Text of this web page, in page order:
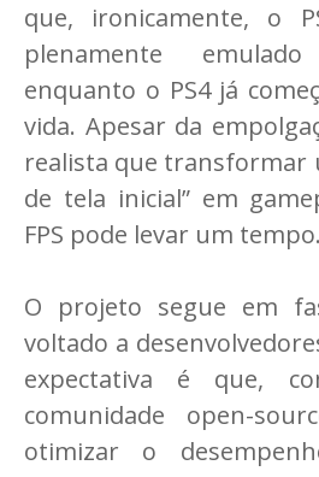
que, ironicamente, o
plenamente
enquanto o PS4 já
vida. Apesar da
realista que transformar
de tela inicial” em
FPS pode levar um tempo.
O projeto segue em
voltado a
expectativa é que,
comunidade open-
otimizar o